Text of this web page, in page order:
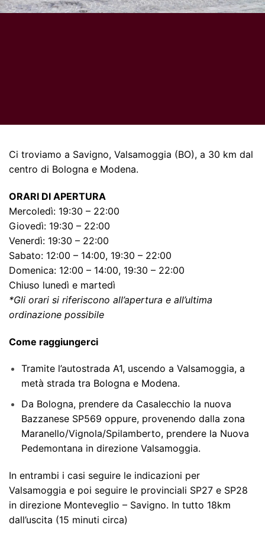
Ci troviamo a Savigno, Valsamoggia (BO), a 30 km dal
centro di Bologna e Modena.
ORARI DI APERTURA
Mercoledì: 19:30 – 22:00
Giovedì: 19:30 – 22:00
Venerdì: 19:30 – 22:00
Sabato: 12:00 – 14:00, 19:30 – 22:00
Domenica: 12:00 – 14:00, 19:30 – 22:00
Chiuso lunedì e martedì
*Gli orari si riferiscono all’apertura e all’ultima
ordinazione possibile
Come raggiungerci
Tramite l’autostrada A1, uscendo a Valsamoggia, a
metà strada tra Bologna e Modena.
Da Bologna, prendere da Casalecchio la nuova
Bazzanese SP569 oppure, provenendo dalla zona
Maranello/Vignola/Spilamberto, prendere la Nuova
Pedemontana in direzione Valsamoggia.
In entrambi i casi seguire le indicazioni per
Valsamoggia e poi seguire le provinciali SP27 e SP28
in direzione Monteveglio – Savigno. In tutto 18km
dall’uscita (15 minuti circa)